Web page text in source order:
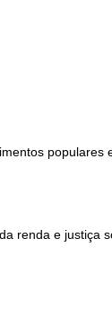
populares
renda e justiça